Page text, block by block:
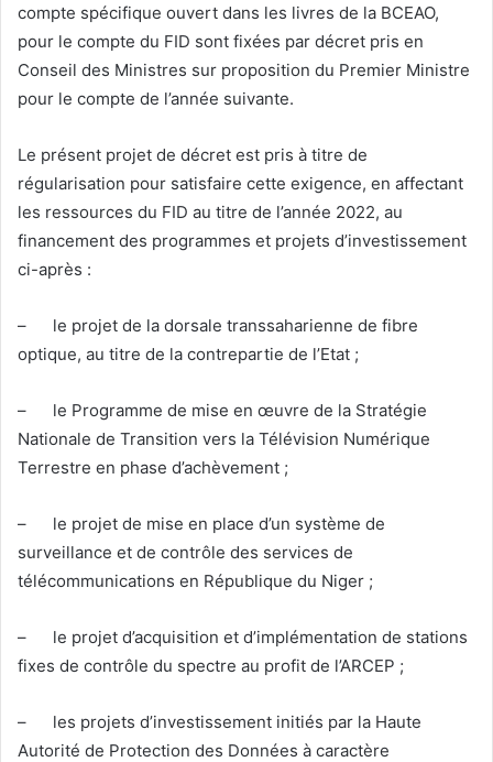
compte spécifique ouvert dans les livres de la BCEAO,
pour le compte du FID sont fixées par décret pris en
Conseil des Ministres sur proposition du Premier Ministre
pour le compte de l’année suivante.
Le présent projet de décret est pris à titre de
régularisation pour satisfaire cette exigence, en affectant
les ressources du FID au titre de l’année 2022, au
financement des programmes et projets d’investissement
ci-après :
– le projet de la dorsale transsaharienne de fibre
optique, au titre de la contrepartie de l’Etat ;
– le Programme de mise en œuvre de la Stratégie
Nationale de Transition vers la Télévision Numérique
Terrestre en phase d’achèvement ;
– le projet de mise en place d’un système de
surveillance et de contrôle des services de
télécommunications en République du Niger ;
– le projet d’acquisition et d’implémentation de stations
fixes de contrôle du spectre au profit de l’ARCEP ;
– les projets d’investissement initiés par la Haute
Autorité de Protection des Données à caractère